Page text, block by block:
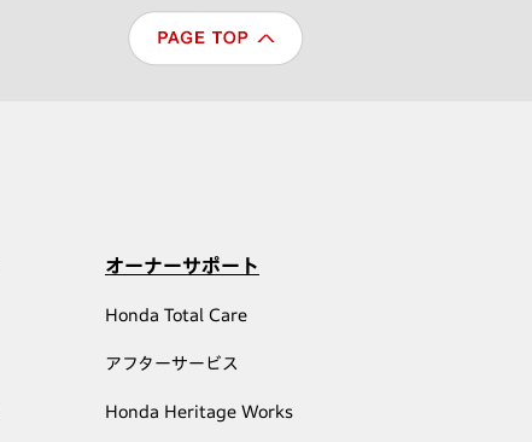
オーナーサポート
Honda Total Care
アフターサービス
Honda Heritage Works